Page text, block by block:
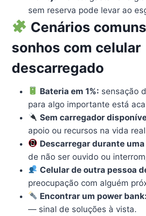
sem reserva pode levar ao
Cenários
sonhos com celular
descarregado
Bateria em 1%: sensação
para algo importante está
Sem carregador
apoio ou recursos na vida
Descarregar durante
de não ser ouvido ou
Celular de outra pessoa
preocupação com alguém
Encontrar um power bank:
— sinal de soluções à vista.